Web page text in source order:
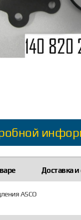
Доставка и
ASCO